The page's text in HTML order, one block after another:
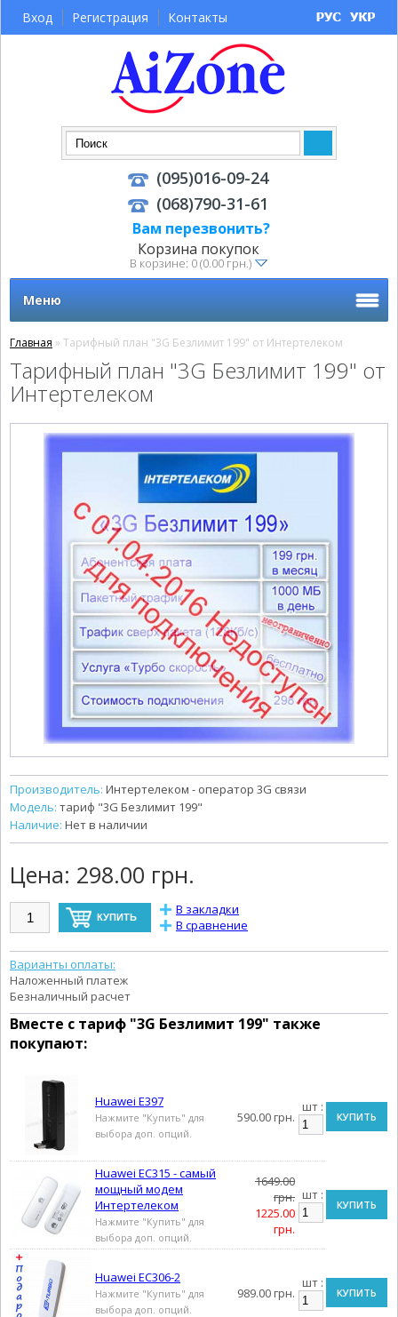
Корзина покупок
В корзине: 0 (0.00 грн.)
(095)016-09-24
(068)790-31-61
Вам перезвонить?
Вход Регистрация Контакты
Меню
Главная » Тарифный план "3G Безлимит 199" от Интертелеком
Тарифный план "3G Безлимит 199" от
Интертелеком
Производитель: Интертелеком - оператор 3G связи
Модель: тариф "3G Безлимит 199"
Наличие: Нет в наличии
Цена: 298.00 грн.
В закладки
В сравнение
Варианты оплаты:
Наложенный платеж
Безналичный расчет
Вместе с тариф "3G Безлимит 199" также
покупают:
Huawei E397
Нажмите "Купить" для
выбора доп. опций.
590.00 грн.
шт :
КУПИТЬ
Huawei EC315 - самый
мощный модем
Интертелеком
Нажмите "Купить" для
выбора доп. опций.
1649.00
грн.
1225.00
грн.
шт :
КУПИТЬ
Huawei EC306-2
Нажмите "Купить" для
выбора доп. опций.
989.00 грн.
шт :
КУПИТЬ